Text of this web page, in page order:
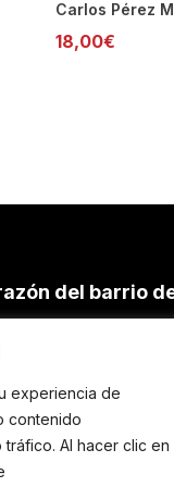
experiencia de
contenido
Al hacer clic en
Carlos Pérez
18,00€
del barrio
28021 MADRID